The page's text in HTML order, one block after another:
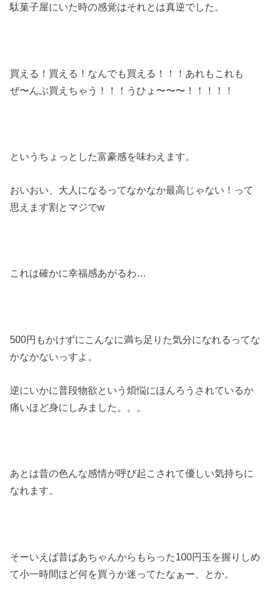
駄菓子屋にいた時の感覚はそれとは真逆でした。
買える！買える！なんでも買える！！！あれもこれも
ぜ〜んぶ買えちゃう！！！うひょ〜〜〜！！！！！
というちょっとした富豪感を味わえます。
おいおい、大人になるってなかなか最高じゃない！って
思えます割とマジでw
これは確かに幸福感あがるわ…
500円もかけずにこんなに満ち足りた気分になれるってな
かなかないっすよ。
逆にいかに普段物欲という煩悩にほんろうされているか
痛いほど身にしみました。。。
あとは昔の色んな感情が呼び起こされて優しい気持ちに
なれます。
そーいえば昔ばあちゃんからもらった100円玉を握りしめ
て小一時間ほど何を買うか迷ってたなぁー、とか。